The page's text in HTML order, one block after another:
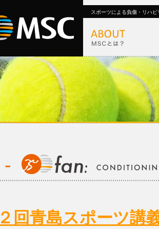
スポーツによる負傷・リハ
回青島スポーツ講